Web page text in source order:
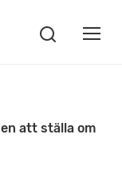
s
V
a
att ställa om